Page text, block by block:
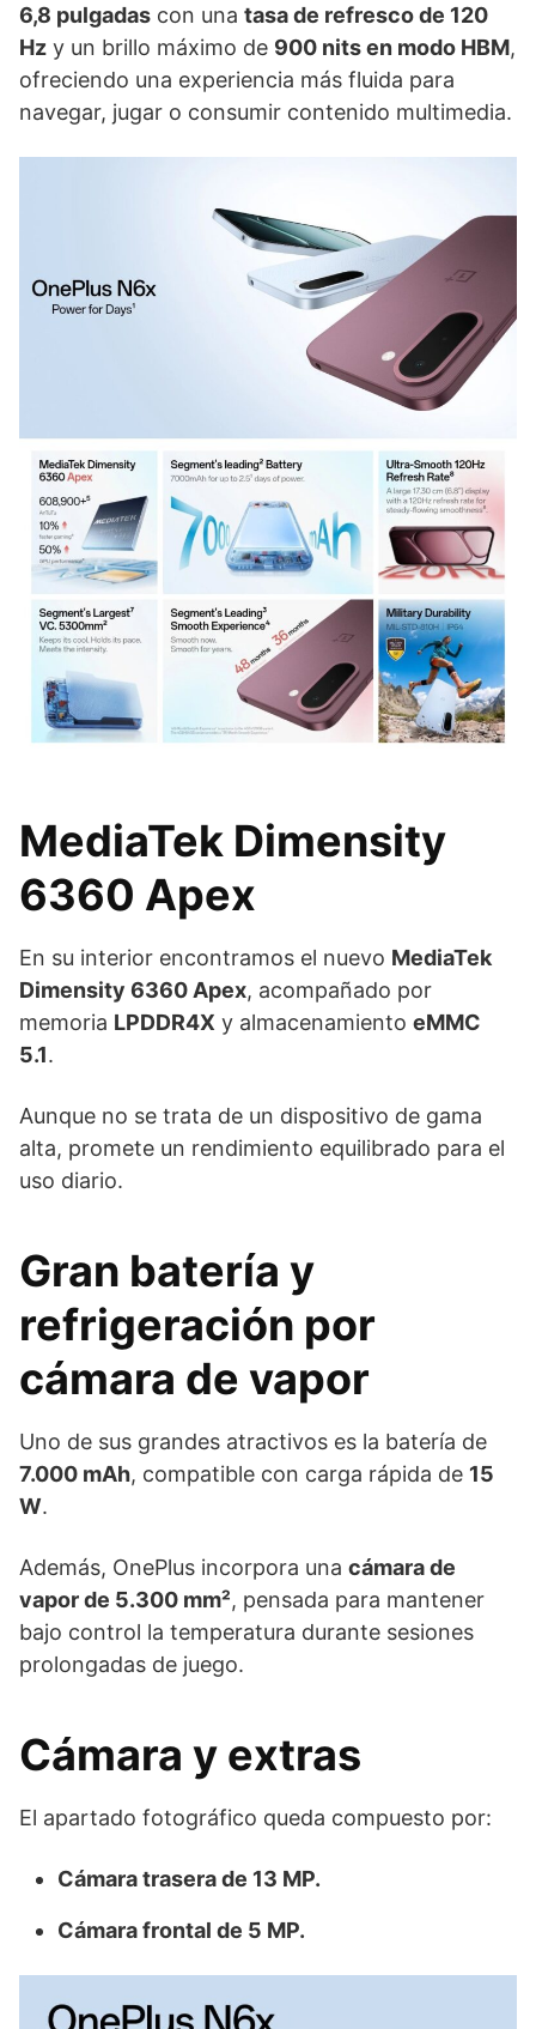
6,8 pulgadas con una tasa de refresco de 120
Hz y un brillo máximo de 900 nits en modo HBM,
ofreciendo una experiencia más fluida para
navegar, jugar o consumir contenido multimedia.
MediaTek Dimensity
6360 Apex
En su interior encontramos el nuevo MediaTek
Dimensity 6360 Apex, acompañado por
memoria LPDDR4X y almacenamiento eMMC
5.1.
Aunque no se trata de un dispositivo de gama
alta, promete un rendimiento equilibrado para el
uso diario.
Gran batería y
refrigeración por
cámara de vapor
Uno de sus grandes atractivos es la batería de
7.000 mAh, compatible con carga rápida de 15
W.
Además, OnePlus incorpora una cámara de
vapor de 5.300 mm², pensada para mantener
bajo control la temperatura durante sesiones
prolongadas de juego.
Cámara y extras
El apartado fotográfico queda compuesto por:
Cámara trasera de 13 MP.
Cámara frontal de 5 MP.